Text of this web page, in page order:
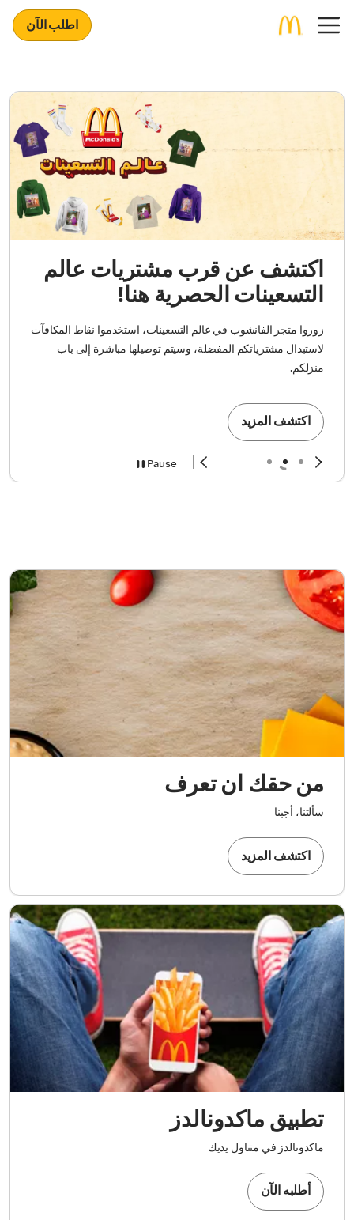
اطلب الآن
اكتشف عن قرب مشتريات عالم
التسعينات الحصرية هنا!
زوروا متجر الفانشوب في عالم التسعينات، استخدموا نقاط المكافآت
لاستبدال مشترياتكم المفضلة، وسيتم توصيلها مباشرة إلى باب
منزلكم.
اكتشف المزيد
Pause
من حقك ان تعرف
سألتنا، أجبنا
اكتشف المزيد
تطبيق ماكدونالدز
ماكدونالدز في متناول يديك
أطلبه الآن